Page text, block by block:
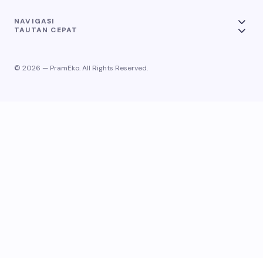
NAVIGASI
TAUTAN CEPAT
© 2026 — PramEko. All Rights Reserved.